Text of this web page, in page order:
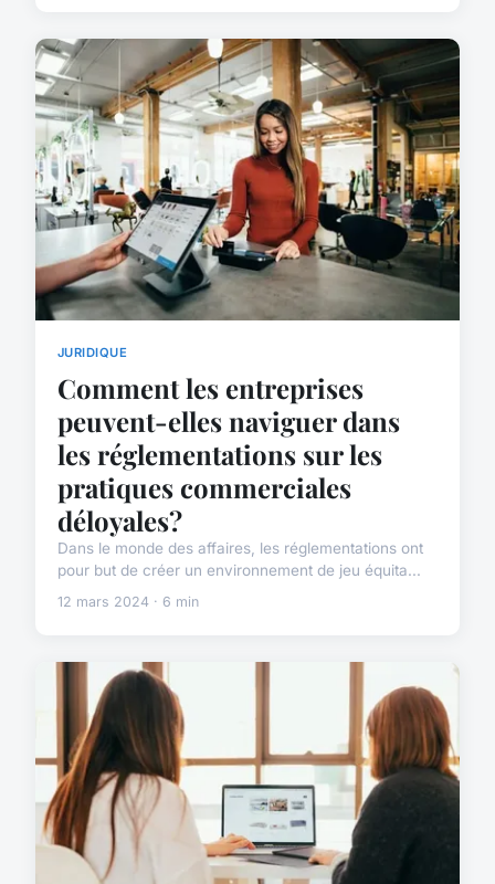
JURIDIQUE
Comment les entreprises
peuvent-elles naviguer dans
les réglementations sur les
pratiques commerciales
déloyales?
Dans le monde des affaires, les réglementations ont
pour but de créer un environnement de jeu équita...
12 mars 2024 · 6 min